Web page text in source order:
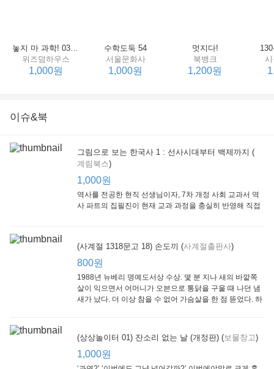
Little, Brown
1,000원
큰솔(토토북)
동아일보사
놓지 마 과학! 03 : 정신이 공룡에 정신 놓다
위즈덤하우스
1,000원
수학도둑 54
서울문화사
1,000원
멋지다!
북뱅크
1,200원
이슈&북
그림으로 보는 한국사 1 : 선사시대부터 백제까지 (
계림북스)
1,000원
역사를 전공한 현직 선생님이자, 7차 개정 사회 교과서 역
사 파트의 집필진이 현재 교과 과정을 충실히 반영해 직접
(사계절 1318문고 18) 손도끼 (사계절출판사)
800원
1988년 뉴베리 명예도서상 수상. 몇 분 지나 새의 바깥쪽
살이 익으면서 어머니가 오븐으로 통닭을 구울 때 나던 냄
새가 났다. 더 이상 참을 수 없어 가슴살을 한 점 뜯었다. 하
(상상놀이터 01) 잔소리 없는 날 (개정판) (보물창고)
1,000원